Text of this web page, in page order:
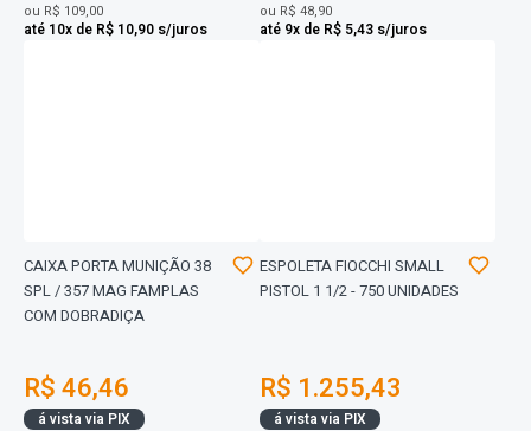
ou R$ 109,00
até 10x de R$ 10,90 s/juros
ou R$ 48,90
até 9x de R$ 5,43 s/juros
CAIXA PORTA MUNIÇÃO 38
SPL / 357 MAG FAMPLAS
COM DOBRADIÇA
R$ 46,46
á vista via PIX
ESPOLETA FIOCCHI SMALL
PISTOL 1 1/2 - 750 UNIDADES
R$ 1.255,43
á vista via PIX